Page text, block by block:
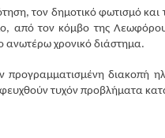
τον δημοτικό φωτισμό
από τον κόμβο της Λεωφόρου
ανωτέρω χρονικό διάστημα.
διακοπή
τυχόν προβλήματα